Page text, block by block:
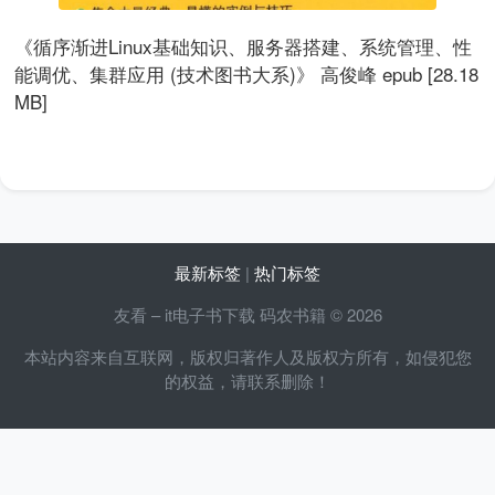
《循序渐进Linux基础知识、服务器搭建、系统管理、性
能调优、集群应用 (技术图书大系)》 高俊峰 epub [28.18
MB]
最新标签 | 热门标签
友看 – it电子书下载 码农书籍 © 2026
本站内容来自互联网，版权归著作人及版权方所有，如侵犯您
的权益，请联系删除！